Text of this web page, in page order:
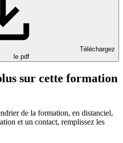
Téléchargez
le pdf
sur cette formation
de la formation, en distanciel,
et un contact, remplissez les